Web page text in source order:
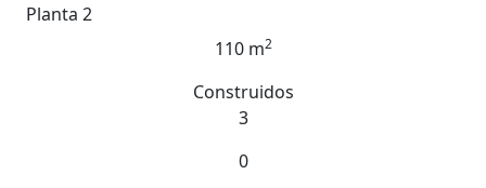
Planta 2
110 m2
Construidos
3
0